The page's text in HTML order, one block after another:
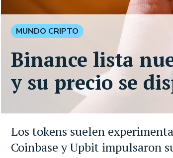
Los tokens suelen
Coinbase y Upbit impulsaron
MUNDO CRIPTO
Binance lista
y su precio se